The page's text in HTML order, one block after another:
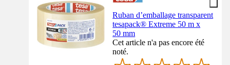
Ruban d’emballage transparent
tesapack® Extreme 50 m x
50 mm
Cet article n'a pas encore été
noté.